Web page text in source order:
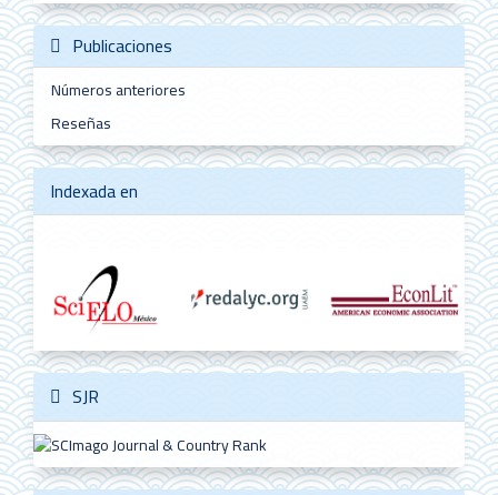
Publicaciones
Números anteriores
Reseñas
Indexada en
SJR